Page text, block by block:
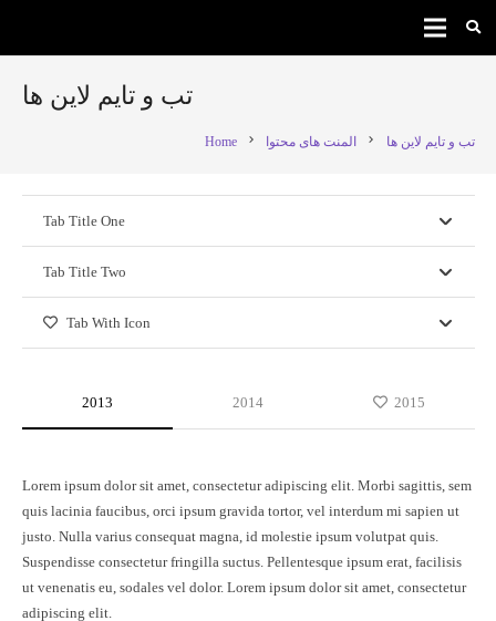
تب و تایم لاین ها
Home chevron_right المنت های محتوا chevron_right تب و تایم لاین ها
Tab Title One
Tab Title Two
Tab With Icon
2013 2014 2015
Lorem ipsum dolor sit amet, consectetur adipiscing elit. Morbi sagittis, sem
quis lacinia faucibus, orci ipsum gravida tortor, vel interdum mi sapien ut
justo. Nulla varius consequat magna, id molestie ipsum volutpat quis.
Suspendisse consectetur fringilla suctus. Pellentesque ipsum erat, facilisis
ut venenatis eu, sodales vel dolor. Lorem ipsum dolor sit amet, consectetur
adipiscing elit.